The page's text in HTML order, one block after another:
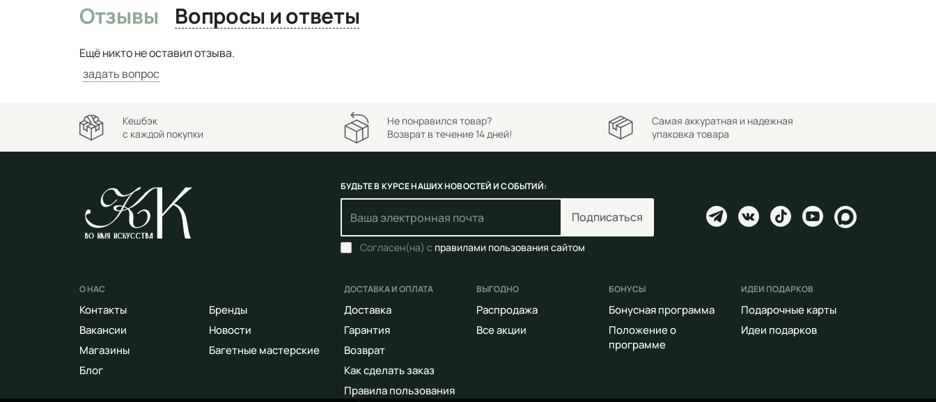
Отзывы Вопросы и ответы
Ещё никто не оставил отзыва.
задать вопрос
Кешбэк
с каждой покупки
Не понравился товар?
Возврат в течение 14 дней!
Самая аккуратная и надежная
упаковка товара
БУДЬТЕ В КУРСЕ НАШИХ НОВОСТЕЙ И СОБЫТИЙ:
Подписаться
Согласен(на) с правилами пользования сайтом
О НАС
Контакты
Вакансии
Магазины
Блог
Бренды
Новости
Багетные мастерские
ДОСТАВКА И ОПЛАТА
Доставка
Гарантия
Возврат
Как сделать заказ
Правила пользования
ВЫГОДНО
Распродажа
Все акции
БОНУСЫ
Бонусная программа
Положение о
программе
ИДЕИ ПОДАРКОВ
Подарочные карты
Идеи подарков